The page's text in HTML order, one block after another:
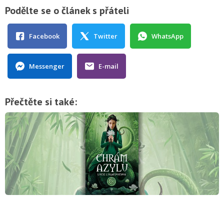
Podělte se o článek s přáteli
Facebook Twitter WhatsApp
Messenger E-mail
Přečtěte si také: